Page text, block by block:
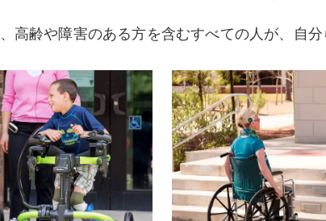
高齢や障害のある方を含むすべての人が、自